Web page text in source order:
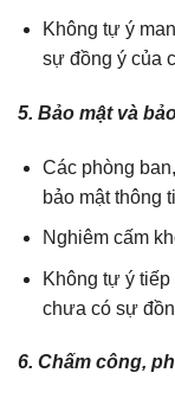
Không tự ý
sự đồng ý của
5. Bảo mật và
Các phòng
bảo mật thông
Nghiêm cấm
Không tự ý
chưa có sự
6. Chấm công,